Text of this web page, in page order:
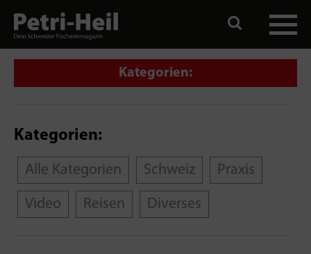
Kategorien:
Kategorien:
Alle Kategorien Schweiz Praxis
Video Reisen Diverses